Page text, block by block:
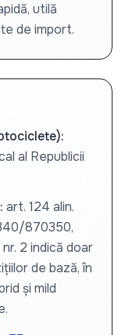
utilă
de import.
al Republicii
art. 124 alin.
870350,
2 indică doar
de bază, în
și mild